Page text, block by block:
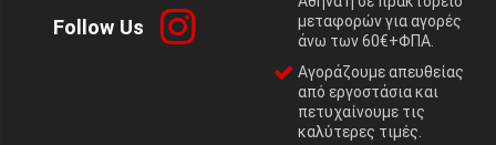
Follow Us
μεταφορών για αγορές
άνω των 60€+ΦΠΑ.
Αγοράζουμε απευθείας
από εργοστάσια και
πετυχαίνουμε τις
καλύτερες τιμές.